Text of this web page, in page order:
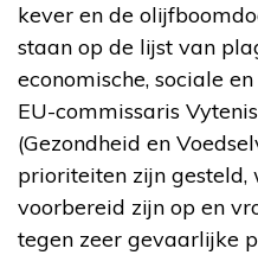
kever en de
staan op de lijst van
economische, sociale
EU-commissaris
(Gezondheid en
prioriteiten zijn
voorbereid zijn op en
tegen zeer gevaarlijke